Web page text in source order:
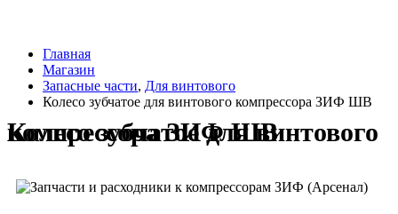
Главная
Магазин
Запасные части, Для винтового
Колесо зубчатое для винтового компрессора ЗИФ ШВ
Колесо зубчатое для винтового компрессора ЗИФ ШВ